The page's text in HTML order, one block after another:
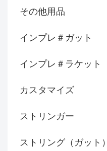
その他用品
インプレ＃ガット
インプレ＃ラケット
カスタマイズ
ストリンガー
ストリング（ガット）